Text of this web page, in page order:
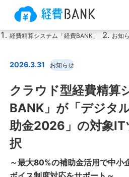
経費精算システム「経費BANK」 お知
2026.3.31 お知らせ
クラウド型経費精算
BANK」が「デジタ
助金2026」の対象
択
～最大80%の補助金活用で中小